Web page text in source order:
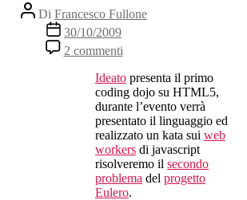
Autore
articolo
Di Francesco Fullone
Data
dell'articolo
30/10/2009
2 commentisu
HTML5
Coding
Dojo
presso
Ideato
Ideato presenta il primo
coding dojo su HTML5,
durante l’evento verrà
presentato il linguaggio ed
realizzato un kata sui web
workers di javascript
risolveremo il secondo
problema del progetto
Eulero.